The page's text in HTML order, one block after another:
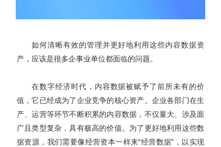
如何清晰有效的管理并更好地利用这些内容数据资
产，应该是很多企事业单位都面临的问题。
在数字经济时代，内容数据被赋予了前所未有的价
值，它已经成为了企业竞争的核心资产。企业各部门在生
产、运营等环节不断积累的内容数据，不仅量大、涉及面
广且类型复杂，具有极高的价值。为了更好地利用这些数
据资源，我们需要像经营资本一样来“经营数据”，以实现